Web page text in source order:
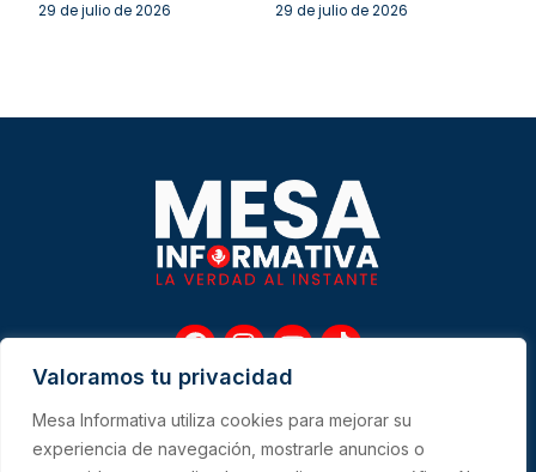
Valoramos tu privacidad
Mesa Informativa utiliza cookies para mejorar su
experiencia de navegación, mostrarle anuncios o
29 de julio de 2026 29 de julio de 2026
F
a
c
e
b
o
I
n
s
t
a
g
Y
u
t
u
b
T
t
o
k